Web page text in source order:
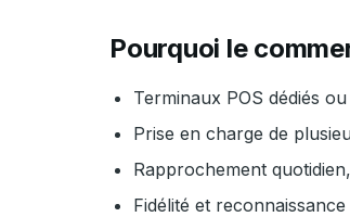
Pourquoi le
Terminaux POS dédiés
Prise en charge de
Rapprochement
Fidélité et